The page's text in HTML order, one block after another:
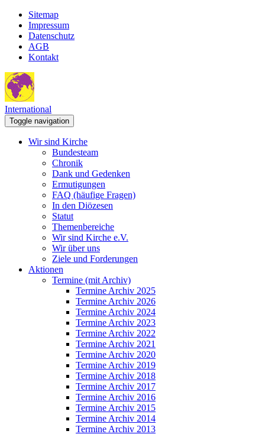
Sitemap
Impressum
Datenschutz
AGB
Kontakt
International
Toggle navigation
Wir sind Kirche
Bundesteam
Chronik
Dank und Gedenken
Ermutigungen
FAQ (häufige Fragen)
In den Diözesen
Statut
Themenbereiche
Wir sind Kirche e.V.
Wir über uns
Ziele und Forderungen
Aktionen
Termine (mit Archiv)
Termine Archiv 2025
Termine Archiv 2026
Termine Archiv 2024
Termine Archiv 2023
Termine Archiv 2022
Termine Archiv 2021
Termine Archiv 2020
Termine Archiv 2019
Termine Archiv 2018
Termine Archiv 2017
Termine Archiv 2016
Termine Archiv 2015
Termine Archiv 2014
Termine Archiv 2013